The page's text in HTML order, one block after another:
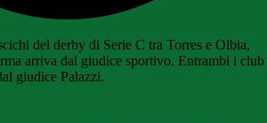
del derby di Serie C tra Torres e Olbia,
arriva dal giudice sportivo. Entrambi i club
giudice Palazzi.